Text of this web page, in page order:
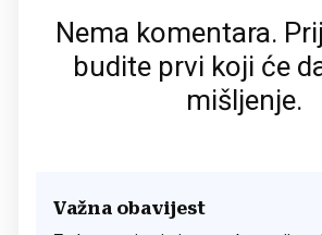
Nema komentara.
budite prvi koji će
mišljenje.
Važna obavijest